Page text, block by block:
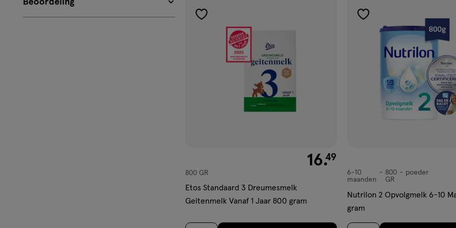
Beoordeling
toevoegen
verlanglijst
€ 16.49
16.49
800 GR
Etos Standaard 3 Dreumesmelk
Geitenmelk Vanaf 1 Jaar 800 gram
toevoegen
verlanglijst
6-
maanden,
poeder
6-10
maanden
800
GR
poeder
Nutrilon 2 Opvolgmelk 6-10
gram